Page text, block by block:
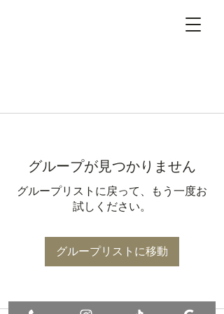
グループが見つかりません
グループリストに戻って、もう一度お
試しください。
グループリストに移動